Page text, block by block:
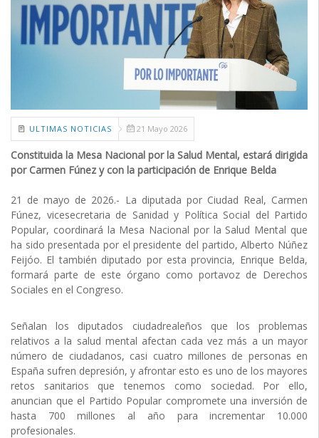
ULTIMAS NOTICIAS 21 Mayo 2026
Constituida la Mesa Nacional por la Salud Mental, estará dirigida
por Carmen Fúnez y con la participación de Enrique Belda
21 de mayo de 2026.- La diputada por Ciudad Real, Carmen
Fúnez, vicesecretaria de Sanidad y Política Social del Partido
Popular, coordinará la Mesa Nacional por la Salud Mental que
ha sido presentada por el presidente del partido, Alberto Núñez
Feijóo. El también diputado por esta provincia, Enrique Belda,
formará parte de este órgano como portavoz de Derechos
Sociales en el Congreso.
Señalan los diputados ciudadrealeños que los problemas
relativos a la salud mental afectan cada vez más a un mayor
número de ciudadanos, casi cuatro millones de personas en
España sufren depresión, y afrontar esto es uno de los mayores
retos sanitarios que tenemos como sociedad. Por ello,
anuncian que el Partido Popular compromete una inversión de
hasta 700 millones al año para incrementar 10.000
profesionales.